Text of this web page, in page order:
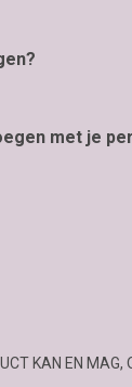
met je
KAN EN MAG,